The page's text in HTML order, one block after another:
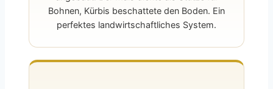
Bohnen, Kürbis beschattete den Boden. Ein
perfektes landwirtschaftliches System.